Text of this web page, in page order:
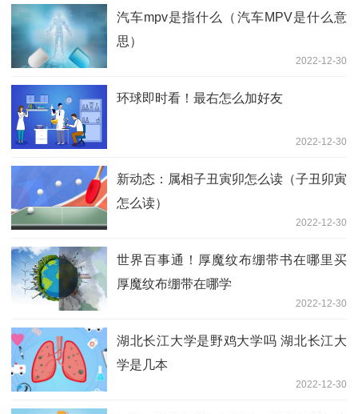
汽车mpv是指什么（汽车MPV是什么意
思）
2022-12-30
环球即时看！最右怎么加好友
2022-12-30
新动态：属相子丑寅卯怎么读（子丑卯寅
怎么读）
2022-12-30
世界百事通！厚魔纹布绷带书在哪里买
厚魔纹布绷带在哪学
2022-12-30
湖北长江大学是野鸡大学吗 湖北长江大
学是几本
2022-12-30